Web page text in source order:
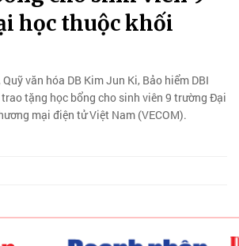
học thuộc khối
văn hóa DB Kim Jun Ki, Bảo hiểm DBI
trao tặng học bổng cho sinh viên 9 trường Đại
mại điện tử Việt Nam (VECOM).